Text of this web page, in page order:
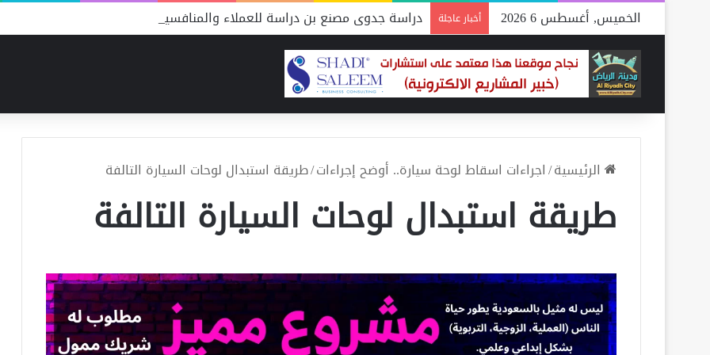
الخميس, أغسطس 6 2026 أخبار عاجلة دراسة جدوى مصنع بن دراسة للعملاء والمنافسين
الرئيسية/اجراءات اسقاط لوحة سيارة.. أوضح إجراءات/طريقة استبدال لوحات السيارة التالفة
طريقة استبدال لوحات السيارة التالفة